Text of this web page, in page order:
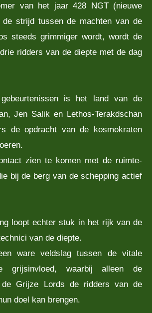
van het jaar 428 NGT (nieuwe
strijd tussen de machten van de
steeds grimmiger wordt, wordt de
ridders van de diepte met de dag
is het land van de
Jen Salik en Lethos-Terakdschan
de opdracht van de kosmokraten
zien te komen met de ruimte-
bij de berg van de schepping actief
loopt echter stuk in het rijk van de
van de diepte.
ware veldslag tussen de vitale
grijsinvloed, waarbij alleen de
de Grijze Lords de ridders van de
doel kan brengen.